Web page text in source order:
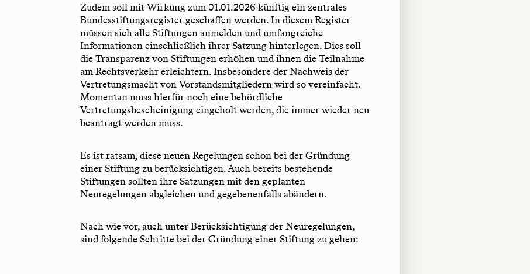
Zudem soll mit Wirkung zum 01.01.2026 künftig ein zentrales
Bundesstiftungsregister geschaffen werden. In diesem Register
müssen sich alle Stiftungen anmelden und umfangreiche
Informationen einschließlich ihrer Satzung hinterlegen. Dies soll
die Transparenz von Stiftungen erhöhen und ihnen die Teilnahme
am Rechtsverkehr erleichtern. Insbesondere der Nachweis der
Vertretungsmacht von Vorstandsmitgliedern wird so vereinfacht.
Momentan muss hierfür noch eine behördliche
Vertretungsbescheinigung eingeholt werden, die immer wieder neu
beantragt werden muss.
Es ist ratsam, diese neuen Regelungen schon bei der Gründung
einer Stiftung zu berücksichtigen. Auch bereits bestehende
Stiftungen sollten ihre Satzungen mit den geplanten
Neuregelungen abgleichen und gegebenenfalls abändern.
Nach wie vor, auch unter Berücksichtigung der Neuregelungen,
sind folgende Schritte bei der Gründung einer Stiftung zu gehen: